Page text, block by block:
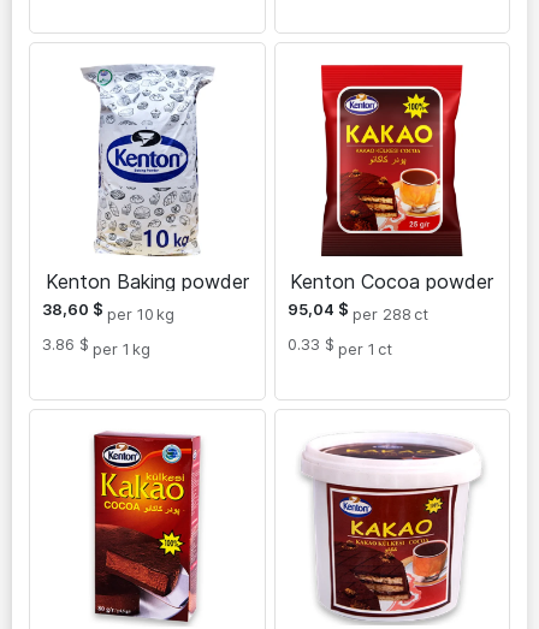
Kenton Baking powder
38,60 $ per 10 kg
3.86 $ per 1 kg
Kenton Cocoa powder
95,04 $ per 288 ct
0.33 $ per 1 ct